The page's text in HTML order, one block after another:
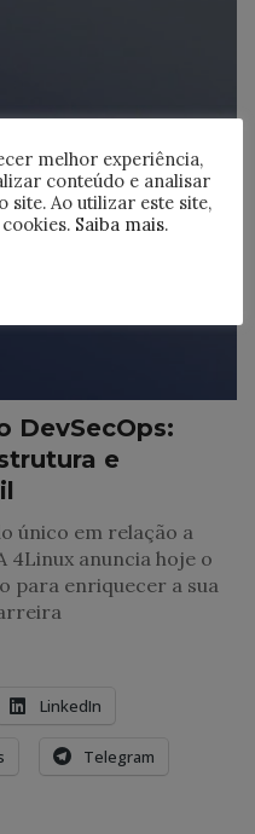
DevSecOps:
e
único em relação a
4Linux anuncia hoje o
para enriquecer a sua
LinkedIn
Telegram
melhor experiência,
conteúdo e analisar
site. Ao utilizar este site,
Saiba mais.